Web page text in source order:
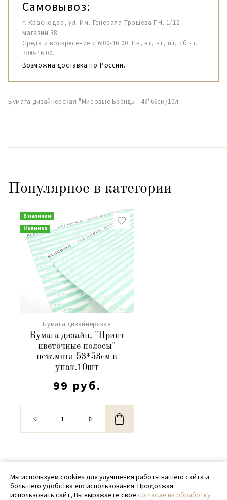
Самовывоз:
г. Краснодар, ул. Им. Генерала Трошева Г.Н. 1/12
магазин 38.
Среда и воскресение с 6:00-16:00. Пн, вт, чт, пт, сб - с
7:00-16:00.
Возможна доставка по России.
Бумага дизайнерская "Мировые Бренды" 49*66см/10л
Популярное в категории
В наличии
Новинка
Бумага дизайнерская
Бумага дизайн. "Принт
цветочные полосы"
неж.мята 53*53см в
упак.10шт
99 руб.
© 2020 - 2026 SamPack
+ 7 (918) 699-97-87
Мы используем cookies для улучшения работы нашего сайта и
большего удобства его использования. Продолжая
использовать сайт, Вы выражаете своё согласие на обработку